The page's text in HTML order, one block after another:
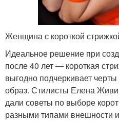
Женщина с короткой
Идеальное решение при
после 40 лет — короткая
выгодно подчеркивает
образ. Стилисты Елена
дали советы по выборе
разными типами внешности